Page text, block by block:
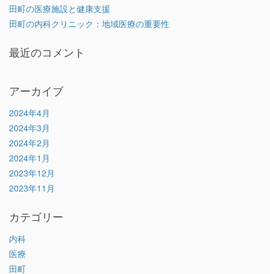
田町の医療施設と健康支援
田町の内科クリニック：地域医療の重要性
最近のコメント
アーカイブ
2024年4月
2024年3月
2024年2月
2024年1月
2023年12月
2023年11月
カテゴリー
内科
医療
田町